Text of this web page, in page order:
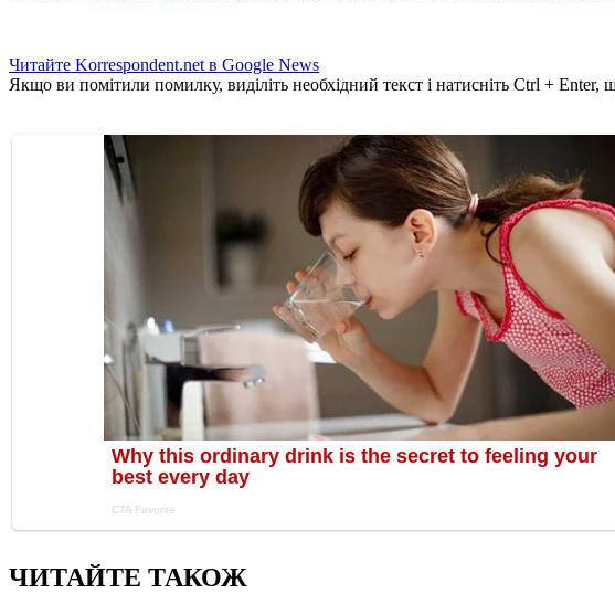
Читайте Korrespondent.net в Google News
Якщо ви помітили помилку, виділіть необхідний текст і натисніть Ctrl +
ЧИТАЙТЕ ТАКОЖ